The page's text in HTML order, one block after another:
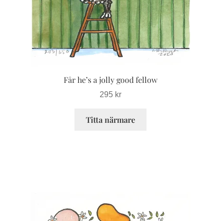
Får he’s a jolly good fellow
295 kr
Titta närmare
kan
väljas
på
produktsidan
här